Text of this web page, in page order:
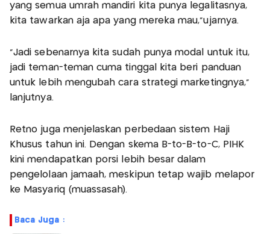
yang semua umrah mandiri kita punya legalitasnya,
kita tawarkan aja apa yang mereka mau,”ujarnya.
“Jadi sebenarnya kita sudah punya modal untuk itu,
jadi teman-teman cuma tinggal kita beri panduan
untuk lebih mengubah cara strategi marketingnya,"
lanjutnya.
Retno juga menjelaskan perbedaan sistem Haji
Khusus tahun ini. Dengan skema B-to-B-to-C, PIHK
kini mendapatkan porsi lebih besar dalam
pengelolaan jamaah, meskipun tetap wajib melapor
ke Masyariq (muassasah).
Baca Juga :